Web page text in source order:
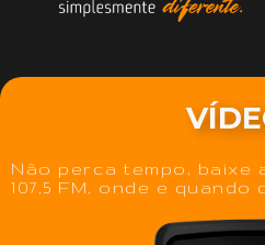
Não perca tempo, baixe
107,5 FM, onde e quando